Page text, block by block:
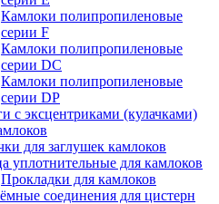
Камлоки полипропиленовые
серии F
Камлоки полипропиленовые
серии DC
Камлоки полипропиленовые
серии DP
с эксцентриками (кулачками)
для заглушек камлоков
уплотнительные для камлоков
Прокладки для камлоков
соединения для цистерн